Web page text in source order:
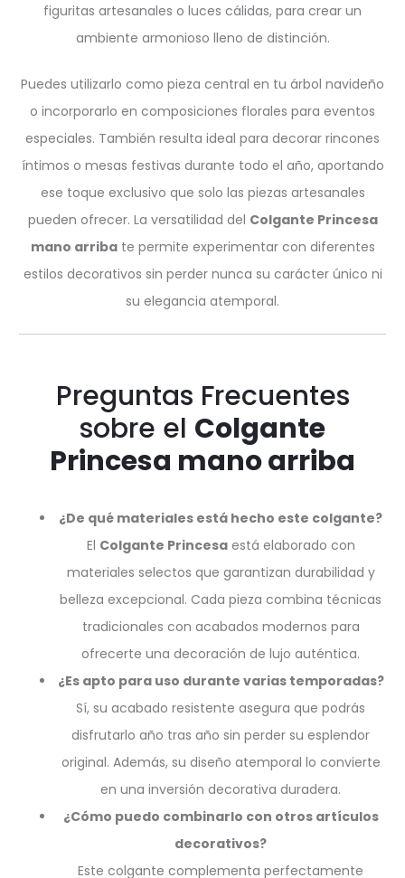
figuritas artesanales o luces cálidas, para crear un
ambiente armonioso lleno de distinción.
Puedes utilizarlo como pieza central en tu árbol navideño
o incorporarlo en composiciones florales para eventos
especiales. También resulta ideal para decorar rincones
íntimos o mesas festivas durante todo el año, aportando
ese toque exclusivo que solo las piezas artesanales
pueden ofrecer. La versatilidad del Colgante Princesa
mano arribate permite experimentar con diferentes
estilos decorativos sin perder nunca su carácter único ni
su elegancia atemporal.
Preguntas Frecuentes
sobre el Colgante
Princesa mano arriba
¿De qué materiales está hecho este colgante?
El Colgante Princesaestá elaborado con
materiales selectos que garantizan durabilidad y
belleza excepcional. Cada pieza combina técnicas
tradicionales con acabados modernos para
ofrecerte una decoración de lujo auténtica.
¿Es apto para uso durante varias temporadas?
Sí, su acabado resistente asegura que podrás
disfrutarlo año tras año sin perder su esplendor
original. Además, su diseño atemporal lo convierte
en una inversión decorativa duradera.
¿Cómo puedo combinarlo con otros artículos
decorativos?
Este colgante complementa perfectamente